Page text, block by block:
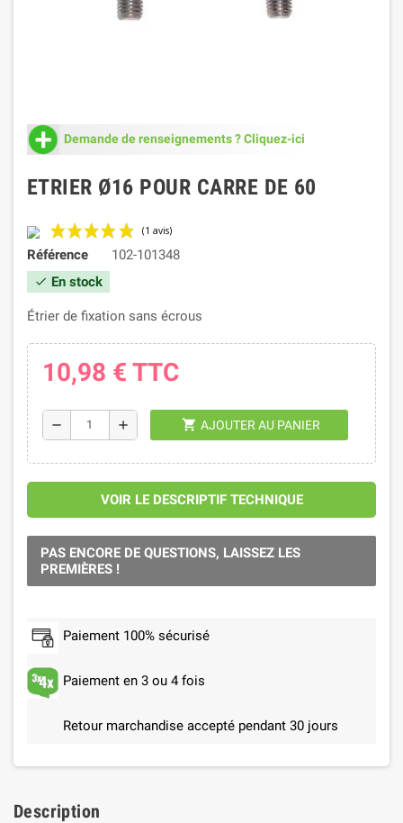
Demande de renseignements ? Cliquez-ici
ETRIER Ø16 POUR CARRE DE 60
(1 avis)
Référence 102-101348
check En stock
Étrier de fixation sans écrous
10,98 € TTC
remove add shopping_cart AJOUTER AU PANIER
VOIR LE DESCRIPTIF TECHNIQUE
PAS ENCORE DE QUESTIONS, LAISSEZ LES
PREMIÈRES !
Paiement 100% sécurisé
Paiement en 3 ou 4 fois
Retour marchandise accepté pendant 30 jours
Description